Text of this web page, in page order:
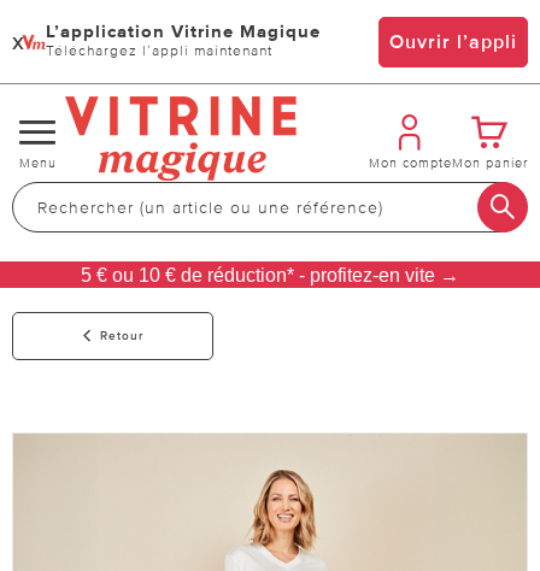
x L’application Vitrine Magique
Téléchargez l’appli maintenant Ouvrir l’appli
Changer
de
navigation
Menu Mon compteMon panier
5 € ou 10 € de réduction* - profitez-en vite →
Retour